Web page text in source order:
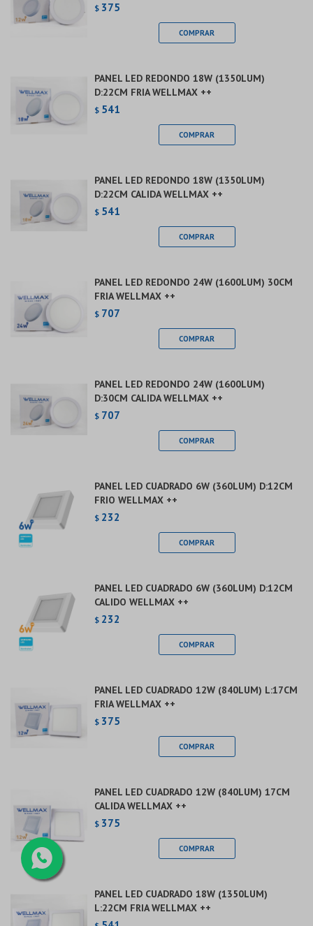
$ 375
PANEL LED REDONDO 18W (1350LUM)
D:22CM FRIA WELLMAX ++
$ 541
PANEL LED REDONDO 18W (1350LUM)
D:22CM CALIDA WELLMAX ++
$ 541
PANEL LED REDONDO 24W (1600LUM) 30CM
FRIA WELLMAX ++
$ 707
PANEL LED REDONDO 24W (1600LUM)
D:30CM CALIDA WELLMAX ++
$ 707
PANEL LED CUADRADO 6W (360LUM) D:12CM
FRIO WELLMAX ++
$ 232
PANEL LED CUADRADO 6W (360LUM) D:12CM
CALIDO WELLMAX ++
$ 232
PANEL LED CUADRADO 12W (840LUM) L:17CM
FRIA WELLMAX ++
$ 375
PANEL LED CUADRADO 12W (840LUM) 17CM
CALIDA WELLMAX ++
$ 375
PANEL LED CUADRADO 18W (1350LUM)
L:22CM FRIA WELLMAX ++